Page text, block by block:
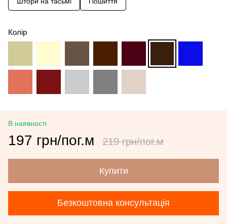
Колір
В наявності
197 грн/пог.м 219 грн/пог.м
Купити
Безкоштовна консультація